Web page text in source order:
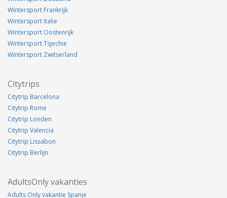
Wintersport Frankrijk
Wintersport Italie
Wintersport Oostenrijk
Wintersport Tsjechie
Wintersport Zwitserland
Citytrips
Citytrip Barcelona
Citytrip Rome
Citytrip Londen
Citytrip Valencia
Citytrip Lissabon
Citytrip Berlijn
AdultsOnly vakanties
Adults Only vakantie Spanje